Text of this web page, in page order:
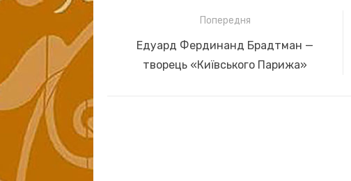
записів
Попередня
Previous
post:
Едуард Фердинанд Брадтман —
творець «Київського Парижа»